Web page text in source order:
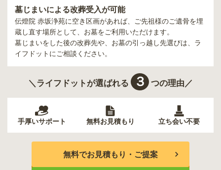
墓じまいによる改葬受入が可能
伝燈院 赤坂浄苑に空き区画があれば、ご先祖様のご遺骨を埋
蔵し直す場所として、お墓をご利用いただけます。
墓じまいをした後の改葬先や、お墓の引っ越し先選びは、ラ
イフドットにご相談ください。
＼ライフドットが選ばれる ３ つの理由／
手厚いサポート 無料お見積もり 立ち会い不要
無料でお見積もり・ご提案